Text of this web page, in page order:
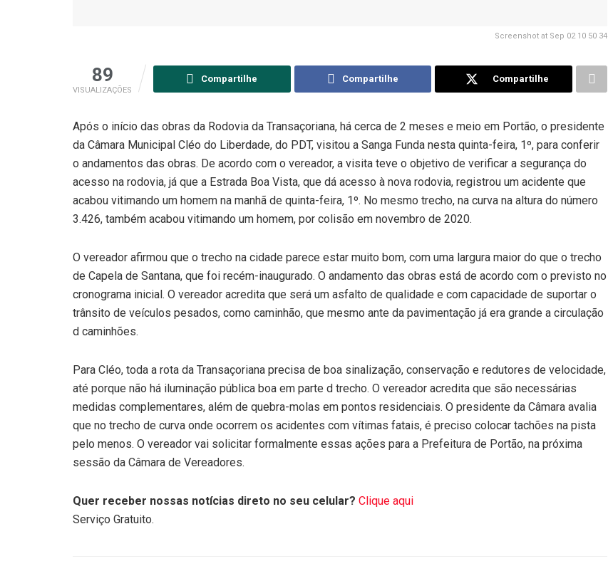
Screenshot at Sep 02 10 50 34
89
VISUALIZAÇÕES
Compartilhe Compartilhe Compartilhe
Após o início das obras da Rodovia da Transaçoriana, há cerca de 2 meses e meio em Portão, o presidente
da Câmara Municipal Cléo do Liberdade, do PDT, visitou a Sanga Funda nesta quinta-feira, 1º, para conferir
o andamentos das obras. De acordo com o vereador, a visita teve o objetivo de verificar a segurança do
acesso na rodovia, já que a Estrada Boa Vista, que dá acesso à nova rodovia, registrou um acidente que
acabou vitimando um homem na manhã de quinta-feira, 1º. No mesmo trecho, na curva na altura do número
3.426, também acabou vitimando um homem, por colisão em novembro de 2020.
O vereador afirmou que o trecho na cidade parece estar muito bom, com uma largura maior do que o trecho
de Capela de Santana, que foi recém-inaugurado. O andamento das obras está de acordo com o previsto no
cronograma inicial. O vereador acredita que será um asfalto de qualidade e com capacidade de suportar o
trânsito de veículos pesados, como caminhão, que mesmo ante da pavimentação já era grande a circulação
d caminhões.
Para Cléo, toda a rota da Transaçoriana precisa de boa sinalização, conservação e redutores de velocidade,
até porque não há iluminação pública boa em parte d trecho. O vereador acredita que são necessárias
medidas complementares, além de quebra-molas em pontos residenciais. O presidente da Câmara avalia
que no trecho de curva onde ocorrem os acidentes com vítimas fatais, é preciso colocar tachões na pista
pelo menos. O vereador vai solicitar formalmente essas ações para a Prefeitura de Portão, na próxima
sessão da Câmara de Vereadores.
Quer receber nossas notícias direto no seu celular? Clique aqui
Serviço Gratuito.